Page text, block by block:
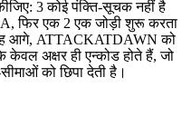
3 कोई पंक्ति-सूचक नहीं है
फिर एक 2 एक जोड़ी शुरू करता
आगे, ATTACKATDAWN को
अक्षर ही एन्कोड होते हैं, जो
को छिपा देती है।